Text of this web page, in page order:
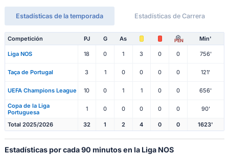
Estadísticas de la temporada Estadísticas de Carrera
Competición PJ G As PEN Min'
Liga NOS 18 0 1 3 0 0 756'
Taça de Portugal 3 1 0 0 0 0 121'
UEFA Champions League 10 0 1 1 0 0 656'
Copa de la Liga
Portuguesa
1 0 0 0 0 0 90'
Total 2025/2026 32 1 2 4 0 0 1623'
Estadísticas por cada 90 minutos en la Liga NOS